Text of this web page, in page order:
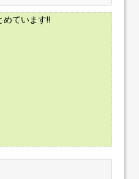
めています!!